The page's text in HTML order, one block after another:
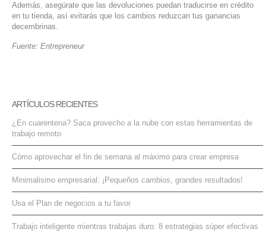
Además, asegúrate que las devoluciones puedan traducirse en crédito
en tu tienda, así evitarás que los cambios reduzcan tus ganancias
decembrinas.
Fuente: Entrepreneur
ARTÍCULOS RECIENTES
¿En cuarentena? Saca provecho a la nube con estas herramientas de
trabajo remoto
Cómo aprovechar el fin de semana al máximo para crear empresa
Minimalismo empresarial: ¡Pequeños cambios, grandes resultados!
Usa el Plan de negocios a tu favor
Trabajo inteligente mientras trabajas duro: 8 estrategias súper efectivas